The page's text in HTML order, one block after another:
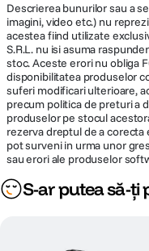
Descrierea bunurilor sau a
imagini, video etc.) nu
acestea fiind utilizate
S.R.L. nu isi asuma
stoc. Aceste erori nu obliga
disponibilitatea produselor
suferi modificari ulterioare,
precum politica de preturi a
produselor pe stocul
rezerva dreptul de a corecta
pot surveni in urma unor
sau erori ale produselor
S-ar putea să-ți